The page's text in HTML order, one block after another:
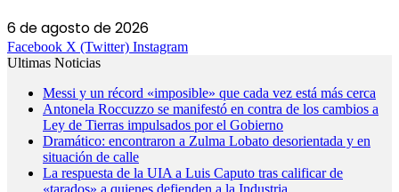
6 de agosto de 2026
Facebook X (Twitter) Instagram
Ultimas Noticias
Messi y un récord «imposible» que cada vez está más cerca
Antonela Roccuzzo se manifestó en contra de los cambios a
Ley de Tierras impulsados por el Gobierno
Dramático: encontraron a Zulma Lobato desorientada y en
situación de calle
La respuesta de la UIA a Luis Caputo tras calificar de
«tarados» a quienes defienden a la Industria